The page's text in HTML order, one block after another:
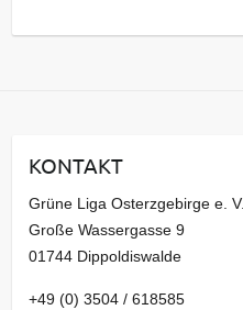
a
v
KONTAKT
Grüne Liga Osterzgebirge e. V.
Große Wassergasse 9
01744 Dippoldiswalde
+49 (0) 3504 / 618585